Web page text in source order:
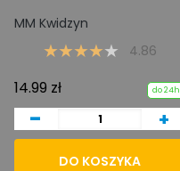
MM Kwidzyn
4.86
14.99 zł do 24h
- +
DO KOSZYKA